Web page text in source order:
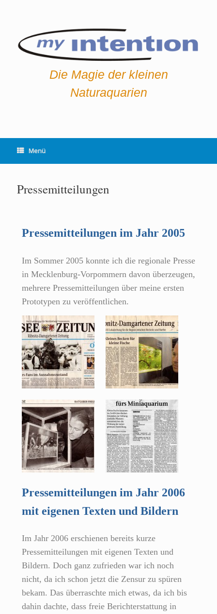
Die Magie der kleinen
Naturaquarien
Menü
Pressemitteilungen
Pressemitteilungen im Jahr 2005
Im Sommer 2005 konnte ich die regionale Presse
in Mecklenburg-Vorpommern davon überzeugen,
mehrere Pressemitteilungen über meine ersten
Prototypen zu veröffentlichen.
Pressemitteilungen im Jahr 2006
mit eigenen Texten und Bildern
Im Jahr 2006 erschienen bereits kurze
Pressemitteilungen mit eigenen Texten und
Bildern. Doch ganz zufrieden war ich noch
nicht, da ich schon jetzt die Zensur zu spüren
bekam. Das überraschte mich etwas, da ich bis
dahin dachte, dass freie Berichterstattung in